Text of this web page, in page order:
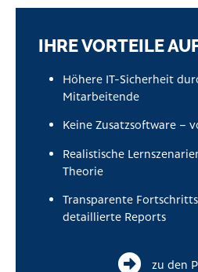
IHRE VORTEILE
Höhere IT-Sicherheit
Mitarbeitende
Keine Zusatzsoftware –
Realistische
Theorie
Transparente
detaillierte Reports
zu den